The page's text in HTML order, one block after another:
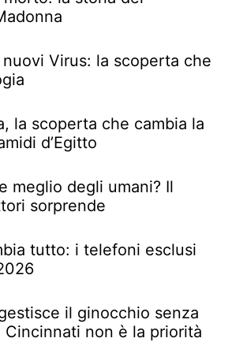
nuovi Virus: la scoperta che
la scoperta che cambia la
d’Egitto
meglio degli umani? Il
sorprende
tutto: i telefoni esclusi
il ginocchio senza
Cincinnati non è la priorità